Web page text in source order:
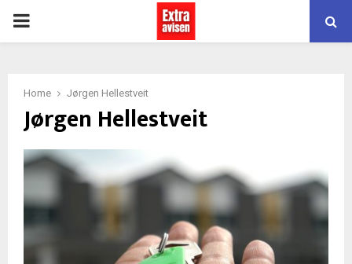
PRIMARY
Home Jørgen Hellestveit
Jørgen Hellestveit